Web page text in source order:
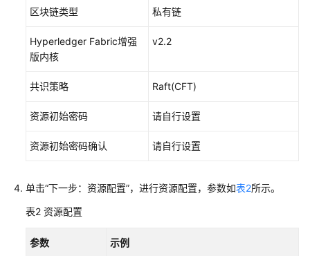
考
SDK
参
见
题
频
帮
区块链类型 私有链
Hyperledger Fabric增强
版内核
v2.2
共识策略 Raft(CFT)
资源初始密码 请自行设置
资源初始密码确认 请自行设置
单击“下一步：资源配置”，进行资源配置，参数如表2所示。
表2 资源配置
参数 示例